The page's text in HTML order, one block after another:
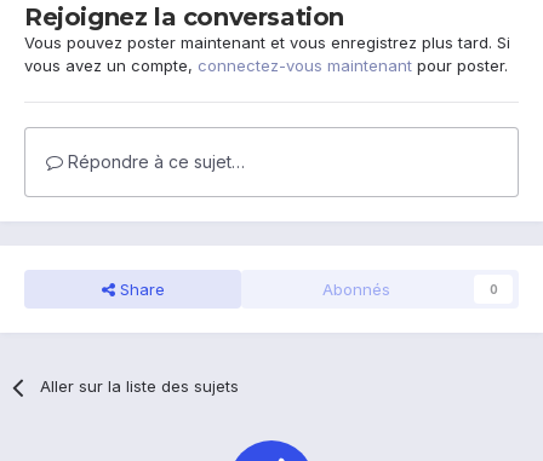
Rejoignez la conversation
Vous pouvez poster maintenant et vous enregistrez plus tard. Si
vous avez un compte, connectez-vous maintenant pour poster.
Répondre à ce sujet…
Share Abonnés 0
Aller sur la liste des sujets